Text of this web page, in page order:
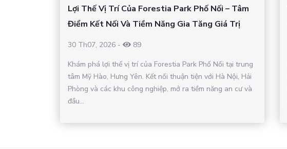
Lợi Thế Vị Trí Của Forestia Park Phố Nối – Tâm
Điểm Kết Nối Và Tiềm Năng Gia Tăng Giá Trị
30 Th07, 2026 -
89
Khám phá lợi thế vị trí của Forestia Park Phố Nối tại trung
tâm Mỹ Hào, Hưng Yên. Kết nối thuận tiện với Hà Nội, Hải
Phòng và các khu công nghiệp, mở ra tiềm năng an cư và
đầu...